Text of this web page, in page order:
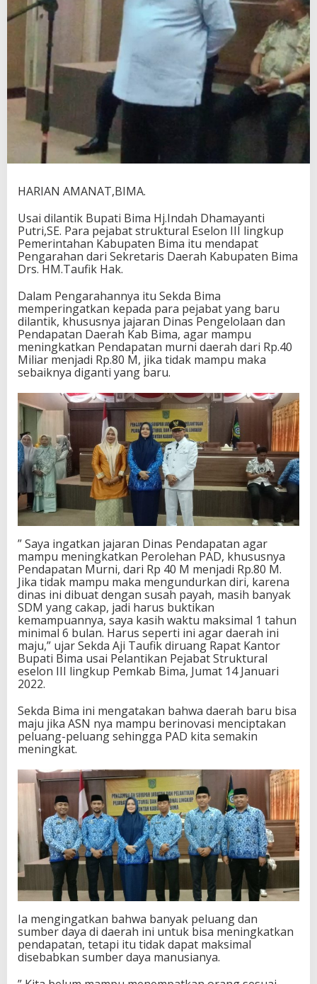
n
g
k
t
k
P
A
P
e
s
o
n
i
l
i
c
o
p
o
t
HARIAN AMANAT,BIMA.
Usai dilantik Bupati Bima Hj.Indah Dhamayanti
Putri,SE. Para pejabat struktural Eselon III lingkup
Pemerintahan Kabupaten Bima itu mendapat
Pengarahan dari Sekretaris Daerah Kabupaten Bima
Drs. HM.Taufik Hak.
Dalam Pengarahannya itu Sekda Bima
memperingatkan kepada para pejabat yang baru
dilantik, khususnya jajaran Dinas Pengelolaan dan
Pendapatan Daerah Kab Bima, agar mampu
meningkatkan Pendapatan murni daerah dari Rp.40
Miliar menjadi Rp.80 M, jika tidak mampu maka
sebaiknya diganti yang baru.
” Saya ingatkan jajaran Dinas Pendapatan agar
mampu meningkatkan Perolehan PAD, khususnya
Pendapatan Murni, dari Rp 40 M menjadi Rp.80 M.
Jika tidak mampu maka mengundurkan diri, karena
dinas ini dibuat dengan susah payah, masih banyak
SDM yang cakap, jadi harus buktikan
kemampuannya, saya kasih waktu maksimal 1 tahun
minimal 6 bulan. Harus seperti ini agar daerah ini
maju,” ujar Sekda Aji Taufik diruang Rapat Kantor
Bupati Bima usai Pelantikan Pejabat Struktural
eselon III lingkup Pemkab Bima, Jumat 14 Januari
2022.
Sekda Bima ini mengatakan bahwa daerah baru bisa
maju jika ASN nya mampu berinovasi menciptakan
peluang-peluang sehingga PAD kita semakin
meningkat.
Ia mengingatkan bahwa banyak peluang dan
sumber daya di daerah ini untuk bisa meningkatkan
pendapatan, tetapi itu tidak dapat maksimal
disebabkan sumber daya manusianya.